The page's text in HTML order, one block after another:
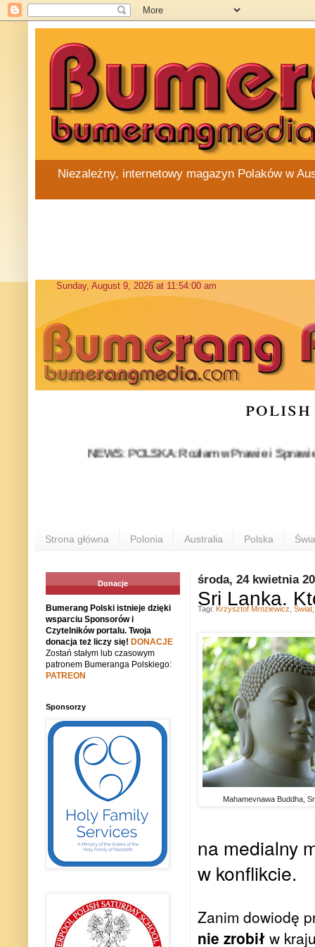
Niezależny, internetowy magazyn Polaków w
NEWS: POLSKA: Rozłam w Prawie i
Strona główna Polonia Australia Polska
środa, 24 kwietnia
Sri Lanka.
Mahamevnawa Buddha,
na medialny
w konflikcie.
Zanim dowiodę
nie zrobił w
Tagi: Krzysztof Mroziewicz Świat
Donacje
Bumerang Polski istnieje dzięki
wsparciu Sponsorów i
Czytelników portalu. Twoja
donacja też liczy się! DONACJE
Zostań stałym lub czasowym
patronem Bumeranga Polskiego:
PATREON
Sponsorzy